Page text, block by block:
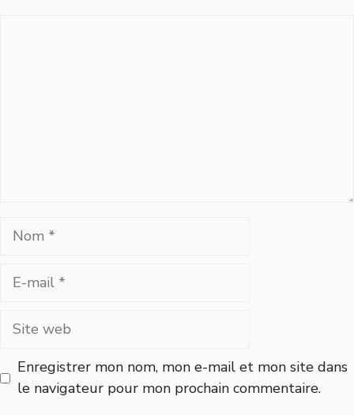
Nom
Site
Enregistrer mon nom, mon e-mail et mon site dans
le navigateur pour mon prochain commentaire.